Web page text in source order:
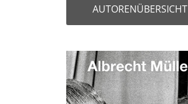
AUTORENÜBERSICHT